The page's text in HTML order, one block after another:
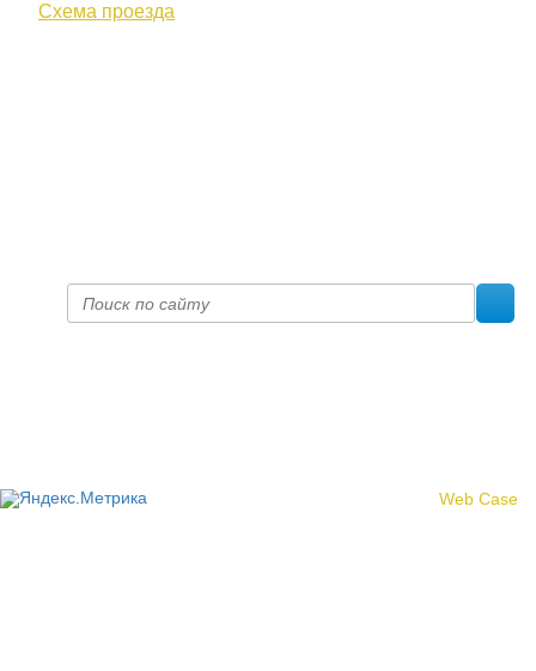
Схема проезда
Web Case